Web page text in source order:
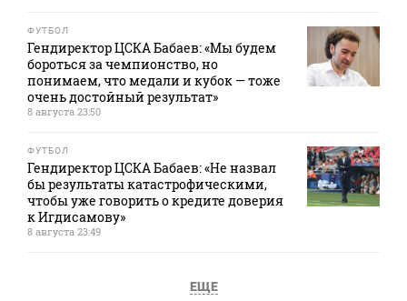
ФУТБОЛ
Гендиректор ЦСКА Бабаев: «Мы будем
бороться за чемпионство, но
понимаем, что медали и кубок — тоже
очень достойный результат»
8 августа 23:50
ФУТБОЛ
Гендиректор ЦСКА Бабаев: «Не назвал
бы результаты катастрофическими,
чтобы уже говорить о кредите доверия
к Игдисамову»
8 августа 23:49
ЕЩЕ